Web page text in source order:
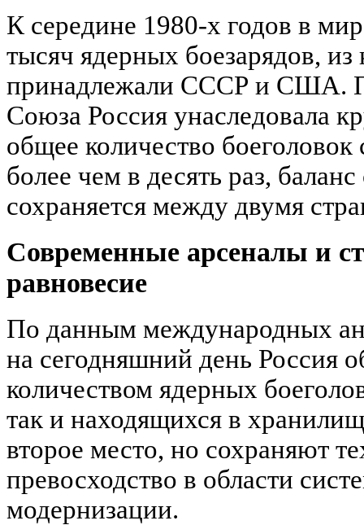
К середине 1980-х годов в
тысяч ядерных боезарядов,
принадлежали СССР и США.
Союза Россия унаследовала
общее количество боеголовок
более чем в десять раз,
сохраняется между двумя
Современные арсеналы и
равновесие
По данным международных
на сегодняшний день Россия
количеством ядерных
так и находящихся в
второе место, но сохраняют
превосходство в области
модернизации.